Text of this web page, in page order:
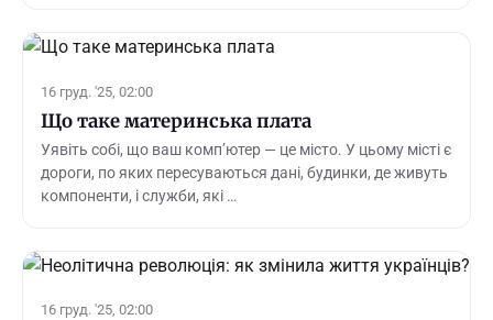
16 груд. '25, 02:00
Що таке материнська плата
Уявіть собі, що ваш комп’ютер — це місто. У цьому місті є
дороги, по яких пересуваються дані, будинки, де живуть
компоненти, і служби, які …
16 груд. '25, 02:00